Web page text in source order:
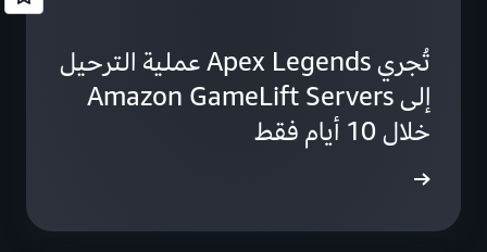
تُجري Apex Legends عملية الترحيل
إلى Amazon GameLift Servers
خلال 10 أيام فقط